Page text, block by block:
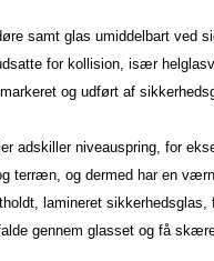
samt glas umiddelbart ved
for kollision, især
og udført af
adskiller niveauspring, for
terræn, og dermed har en
lamineret sikkerhedsglas,
gennem glasset og få